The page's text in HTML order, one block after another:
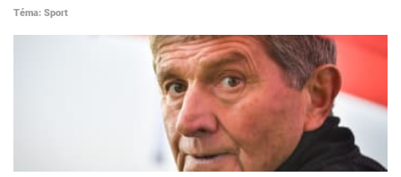
Téma: Sport